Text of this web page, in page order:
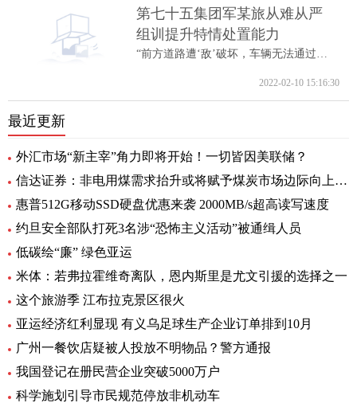
第七十五集团军某旅从难从严
组训提升特情处置能力
“前方道路遭‘敌’破坏，车辆无法通过。...
2022-02-10 15:16:30
最近更新
外汇市场“新主宰”角力即将开始！一切皆因美联储？
信达证券：非电用煤需求抬升或将赋予煤炭市场边际向上动力，有望支撑煤价趋稳走强
惠普512G移动SSD硬盘优惠来袭 2000MB/s超高读写速度
约旦安全部队打死3名涉“恐怖主义活动”被通缉人员
低碳绘“廉” 绿色亚运
米体：若弗拉霍维奇离队，恩内斯里是尤文引援的选择之一
这个旅游季 江布拉克景区很火
亚运经济红利显现 有义乌足球生产企业订单排到10月
广州一餐饮店疑被人投放不明物品？警方通报
我国登记在册民营企业突破5000万户
科学施划引导市民规范停放非机动车